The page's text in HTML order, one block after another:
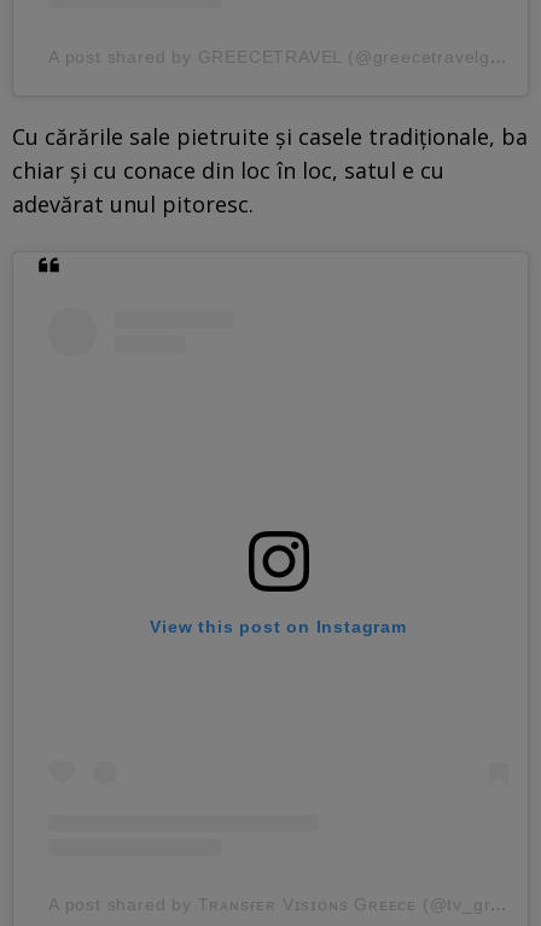
A post shared by GREECETRAVEL (@greecetravelgr1_)
Cu cărările sale pietruite și casele tradiționale, ba
chiar și cu conace din loc în loc, satul e cu
adevărat unul pitoresc.
View this post on Instagram
A post shared by Tʀᴀɴsғᴇʀ Vɪsɪᴏɴs Gʀᴇᴇᴄᴇ (@tv_greece_)